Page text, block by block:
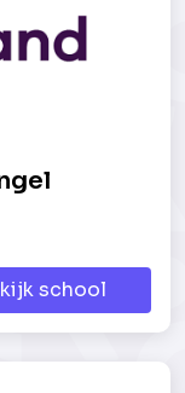
school